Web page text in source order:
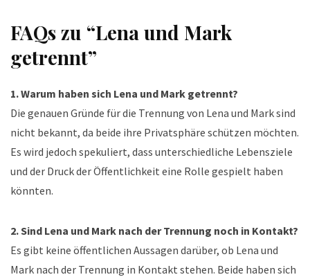
FAQs zu “Lena und Mark
getrennt”
1. Warum haben sich Lena und Mark getrennt?
Die genauen Gründe für die Trennung von Lena und Mark sind
nicht bekannt, da beide ihre Privatsphäre schützen möchten.
Es wird jedoch spekuliert, dass unterschiedliche Lebensziele
und der Druck der Öffentlichkeit eine Rolle gespielt haben
könnten.
2. Sind Lena und Mark nach der Trennung noch in Kontakt?
Es gibt keine öffentlichen Aussagen darüber, ob Lena und
Mark nach der Trennung in Kontakt stehen. Beide haben sich